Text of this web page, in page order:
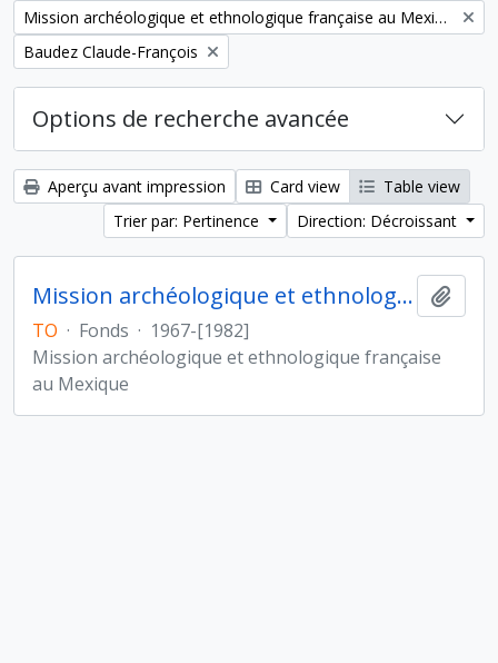
Remove filter:
Mission archéologique et ethnologique française au Mexique
Remove filter:
Baudez Claude-François
Options de recherche avancée
Aperçu avant impression Card view
Table view
Trier par: Pertinence
Direction: Décroissant
Mission archéologique et ethnologique française au Mexique
TO · Fonds · 1967-[1982]
Mission archéologique et ethnologique française
au Mexique